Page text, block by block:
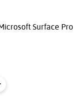
Surface Pro